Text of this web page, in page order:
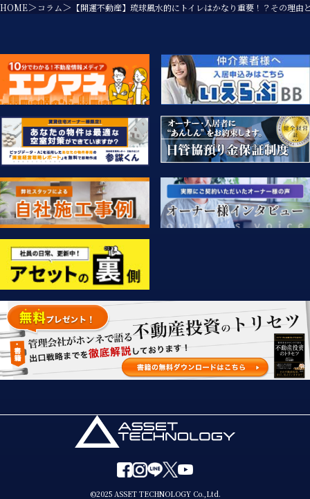
HOME コラム 【開運不動産】琉球風水的にトイレはかなり重要！？その理由
©2025 ASSET TECHNOLOGY Co.,Ltd.